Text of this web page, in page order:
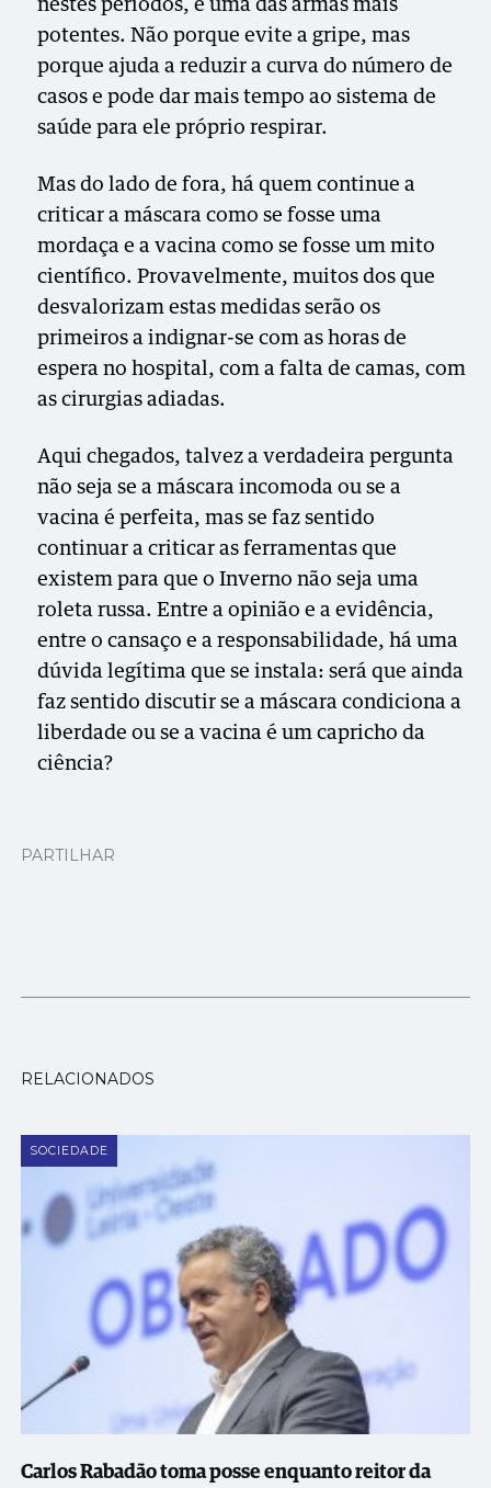
nestes períodos, é uma das armas mais
potentes. Não porque evite a gripe, mas
porque ajuda a reduzir a curva do número de
casos e pode dar mais tempo ao sistema de
saúde para ele próprio respirar.
Mas do lado de fora, há quem continue a
criticar a máscara como se fosse uma
mordaça e a vacina como se fosse um mito
científico. Provavelmente, muitos dos que
desvalorizam estas medidas serão os
primeiros a indignar-se com as horas de
espera no hospital, com a falta de camas, com
as cirurgias adiadas.
Aqui chegados, talvez a verdadeira pergunta
não seja se a máscara incomoda ou se a
vacina é perfeita, mas se faz sentido
continuar a criticar as ferramentas que
existem para que o Inverno não seja uma
roleta russa. Entre a opinião e a evidência,
entre o cansaço e a responsabilidade, há uma
dúvida legítima que se instala: será que ainda
faz sentido discutir se a máscara condiciona a
liberdade ou se a vacina é um capricho da
ciência?
PARTILHAR
RELACIONADOS
SOCIEDADE
Carlos Rabadão toma posse enquanto reitor da